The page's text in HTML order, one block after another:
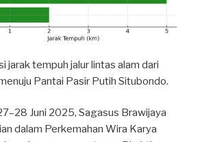
jarak tempuh jalur lintas alam dari
Pantai Pasir Putih Situbondo.
Juni 2025, Sagasus Brawijaya
dalam Perkemahan Wira Karya